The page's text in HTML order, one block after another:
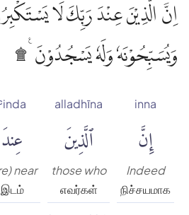
اِنَّ الَّذِيْنَ عِنْدَ رَبِّكَ لَا
وَيُسَبِّحُوْنَهٗ وَلَهٗ يَسْجُدُوْنَ ࣖ ۩
inna
إِنَّ
Indeed
நிச்சயமாக
alladhīna
ٱلَّذِينَ
those who
எவர்கள்
عِندَ
near
இடம்